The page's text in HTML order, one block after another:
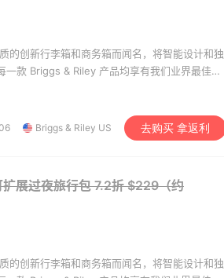
的创新行李箱和商务箱而闻名，将智能设计和独
款 Briggs & Riley 产品均享有我们业界最佳的
Briggs & Riley US 去购买 拿返利
展过夜旅行包7.2折 $229（约
的创新行李箱和商务箱而闻名，将智能设计和独